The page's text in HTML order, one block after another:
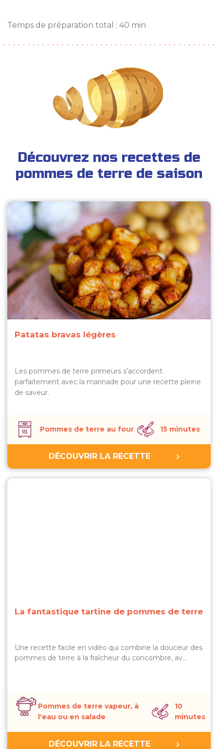
Temps de préparation total : 40 min
Découvrez nos recettes de
pommes de terre de saison
Patatas bravas légères
Les pommes de terre primeurs s’accordent
parfaitement avec la marinade pour une recette pleine
de saveur.
Pommes de terre au four 15 minutes
DÉCOUVRIR LA RECETTE
La fantastique tartine de pommes de terre
Une recette facile en vidéo qui combine la douceur des
pommes de terre à la fraîcheur du concombre, av…
Pommes de terre vapeur, à
l'eau ou en salade
10
minutes
DÉCOUVRIR LA RECETTE